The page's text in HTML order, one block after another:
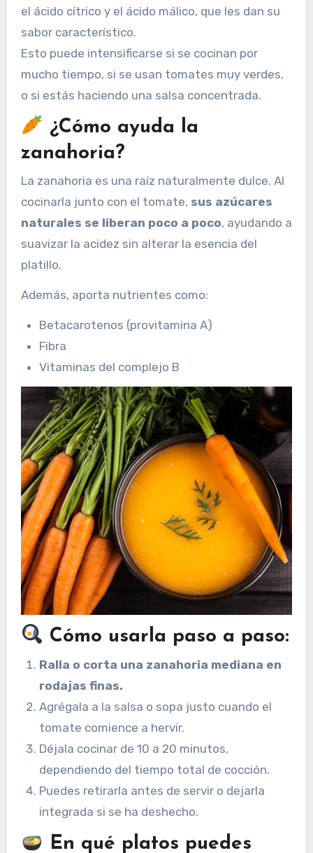
el ácido cítrico y el ácido málico, que les dan su
sabor característico.
Esto puede intensificarse si se cocinan por
mucho tiempo, si se usan tomates muy verdes,
o si estás haciendo una salsa concentrada.
¿Cómo ayuda la
zanahoria?
La zanahoria es una raíz naturalmente dulce. Al
cocinarla junto con el tomate, sus azúcares
naturales se liberan poco a poco, ayudando a
suavizar la acidez sin alterar la esencia del
platillo.
Además, aporta nutrientes como:
Betacarotenos (provitamina A)
Fibra
Vitaminas del complejo B
Cómo usarla paso a paso:
Ralla o corta una zanahoria mediana en
rodajas finas.
Agrégala a la salsa o sopa justo cuando el
tomate comience a hervir.
Déjala cocinar de 10 a 20 minutos,
dependiendo del tiempo total de cocción.
Puedes retirarla antes de servir o dejarla
integrada si se ha deshecho.
En qué platos puedes